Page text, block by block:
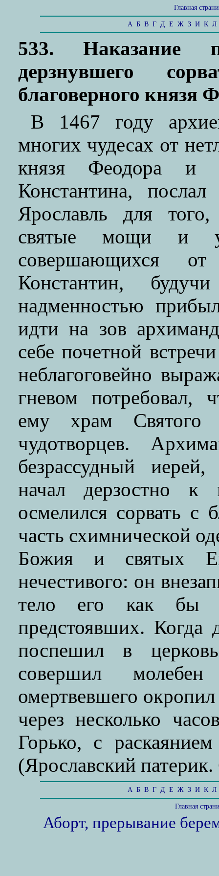
Главная
А Б В Г Д Е Ж З И К Л
533. Наказание
дерзнувшего
благоверного князя
В 1467 году
многих чудесах от
князя Феодора и
Константина,
Ярославль для того,
святые мощи и
совершающихся
Константин,
надменностью
идти на зов
себе почетной
неблагоговейно
гневом потребовал,
ему храм Святого
чудотворцев.
безрассудный
начал дерзостно к
осмелился сорвать с
часть схимнической
Божия и святых
нечестивого: он
тело его как бы
предстоявших. Когда
поспешил в
совершил
омертвевшего
через несколько
Горько, с
(Ярославский
А Б В Г Д Е Ж З И К Л
Главная
Аборт, прерывание